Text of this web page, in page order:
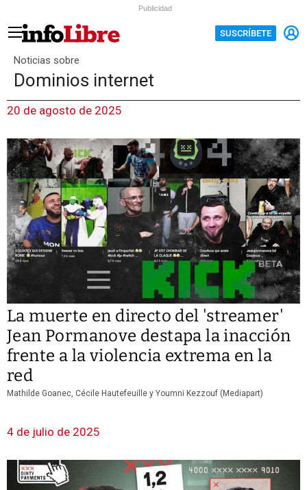
Publicidad
SUSCRÍBETE
Noticias sobre
Dominios internet
20 de agosto de 2025
La muerte en directo del 'streamer'
Jean Pormanove destapa la inacción
frente a la violencia extrema en la
red
Mathilde Goanec, Cécile Hautefeuille y Youmni Kezzouf (Mediapart)
4 de julio de 2025